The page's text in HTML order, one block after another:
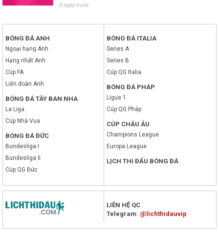
3 ngày trước
BÓNG ĐÁ ANH
Ngoại hạng Anh
Hạng nhất Anh
Cúp FA
Liên đoàn Anh
BÓNG ĐÁ TÂY BAN NHA
La Liga
Cúp Nhà Vua
BÓNG ĐÁ ĐỨC
Bundesliga I
Bundesliga II
Cúp QG Đức
BÓNG ĐÁ ITALIA
Series A
Series B
Cúp QG Italia
BÓNG ĐÁ PHÁP
Ligue 1
Cúp QG Pháp
CÚP CHÂU ÂU
Champions League
Europa League
LỊCH THI ĐẤU BÓNG ĐÁ
LIÊN HỆ QC
Telegram: @lichthidauvip
x